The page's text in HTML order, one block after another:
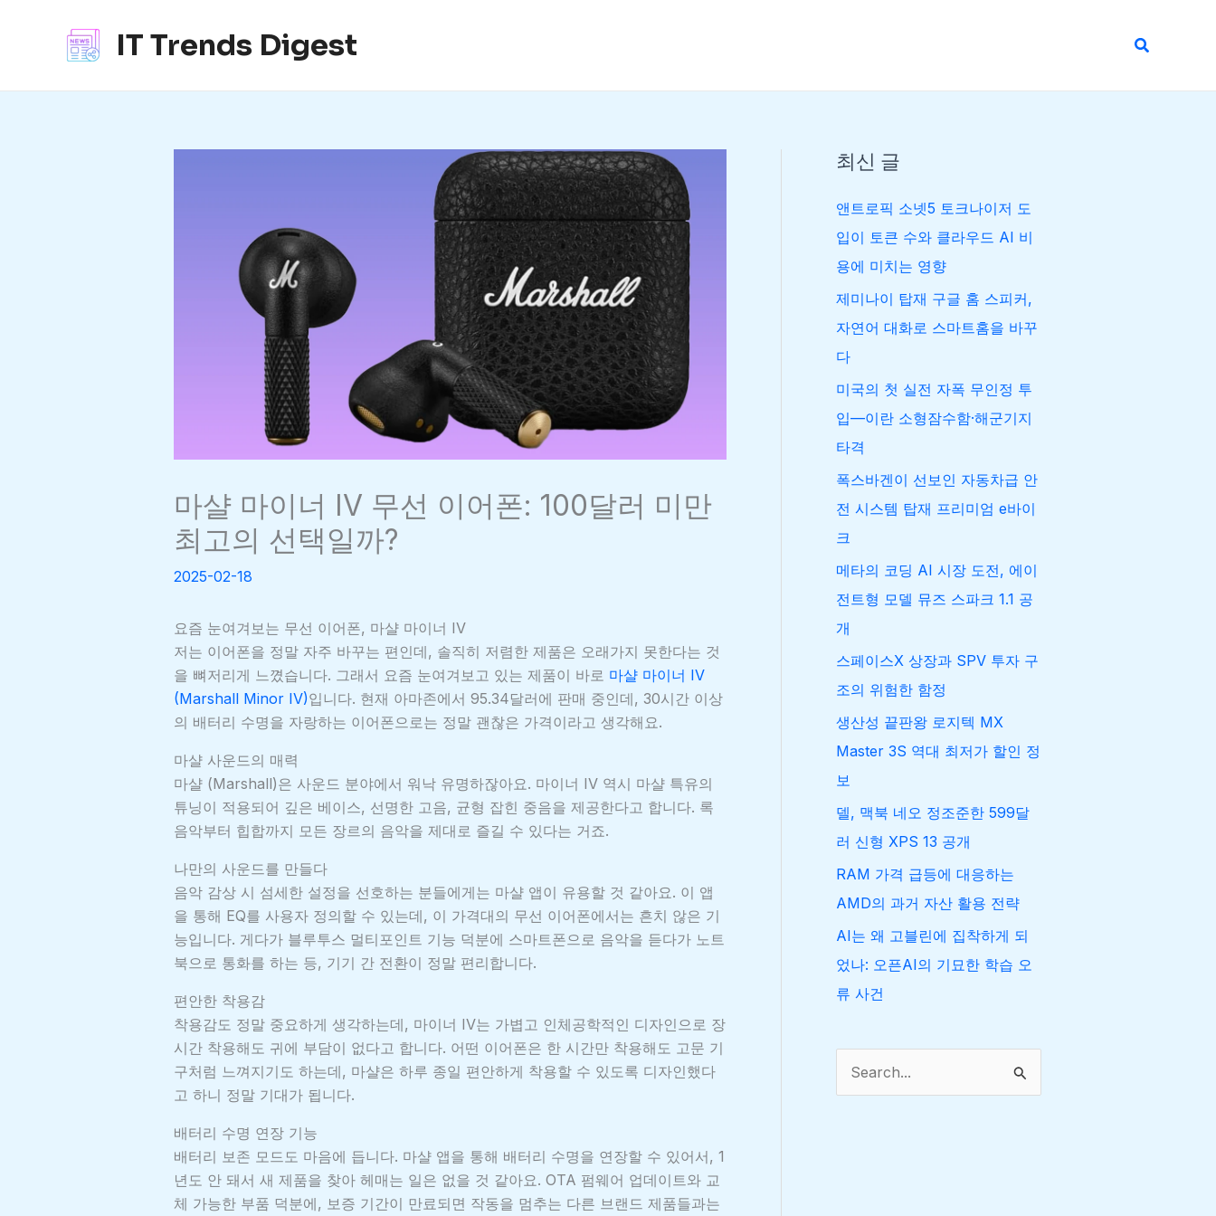
IT Trends Digest
검
마샬 마이너 IV 무선 이어폰: 100달러 미만
최고의 선택일까?
2025-02-18
요즘 눈여겨보는 무선 이어폰, 마샬 마이너 IV
저는 이어폰을 정말 자주 바꾸는 편인데, 솔직히 저렴한 제품은 오래가지 못한다는 것
을 뼈저리게 느꼈습니다. 그래서 요즘 눈여겨보고 있는 제품이 바로 마샬 마이너 IV
(Marshall Minor IV)입니다. 현재 아마존에서 95.34달러에 판매 중인데, 30시간 이상
의 배터리 수명을 자랑하는 이어폰으로는 정말 괜찮은 가격이라고 생각해요.
마샬 사운드의 매력
마샬 (Marshall)은 사운드 분야에서 워낙 유명하잖아요. 마이너 IV 역시 마샬 특유의
튜닝이 적용되어 깊은 베이스, 선명한 고음, 균형 잡힌 중음을 제공한다고 합니다. 록
음악부터 힙합까지 모든 장르의 음악을 제대로 즐길 수 있다는 거죠.
나만의 사운드를 만들다
음악 감상 시 섬세한 설정을 선호하는 분들에게는 마샬 앱이 유용할 것 같아요. 이 앱
을 통해 EQ를 사용자 정의할 수 있는데, 이 가격대의 무선 이어폰에서는 흔치 않은 기
능입니다. 게다가 블루투스 멀티포인트 기능 덕분에 스마트폰으로 음악을 듣다가 노트
북으로 통화를 하는 등, 기기 간 전환이 정말 편리합니다.
편안한 착용감
착용감도 정말 중요하게 생각하는데, 마이너 IV는 가볍고 인체공학적인 디자인으로 장
시간 착용해도 귀에 부담이 없다고 합니다. 어떤 이어폰은 한 시간만 착용해도 고문 기
구처럼 느껴지기도 하는데, 마샬은 하루 종일 편안하게 착용할 수 있도록 디자인했다
고 하니 정말 기대가 됩니다.
배터리 수명 연장 기능
배터리 보존 모드도 마음에 듭니다. 마샬 앱을 통해 배터리 수명을 연장할 수 있어서, 1
년도 안 돼서 새 제품을 찾아 헤매는 일은 없을 것 같아요. OTA 펌웨어 업데이트와 교
체 가능한 부품 덕분에, 보증 기간이 만료되면 작동을 멈추는 다른 브랜드 제품들과는
최신 글
앤트로픽 소넷5 토크나이저 도
입이 토큰 수와 클라우드 AI 비
용에 미치는 영향
제미나이 탑재 구글 홈 스피커,
자연어 대화로 스마트홈을 바꾸
다
미국의 첫 실전 자폭 무인정 투
입—이란 소형잠수함·해군기지
타격
폭스바겐이 선보인 자동차급 안
전 시스템 탑재 프리미엄 e바이
크
메타의 코딩 AI 시장 도전, 에이
전트형 모델 뮤즈 스파크 1.1 공
개
스페이스X 상장과 SPV 투자 구
조의 위험한 함정
생산성 끝판왕 로지텍 MX
Master 3S 역대 최저가 할인 정
보
델, 맥북 네오 정조준한 599달
러 신형 XPS 13 공개
RAM 가격 급등에 대응하는
AMD의 과거 자산 활용 전략
AI는 왜 고블린에 집착하게 되
었나: 오픈AI의 기묘한 학습 오
류 사건